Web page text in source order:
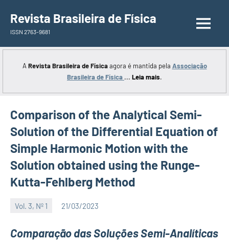
para
conteúdo
Revista Brasileira de Física
ISSN 2763-9681
A Revista Brasileira de Físicaagora é mantida pela Associação
Brasileira de Física ... Leia mais.
Comparison of the Analytical Semi-
Solution of the Differential Equation of
Simple Harmonic Motion with the
Solution obtained using the Runge-
Kutta-Fehlberg Method
Vol. 3, Nº 1 21/03/2023
Comparação das Soluções Semi-Analíticas